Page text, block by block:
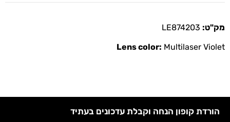
מק"ט:
Lens color: Multilaser Violet
הורדת קופון הנחה וקבלת עדכונים בעתיד